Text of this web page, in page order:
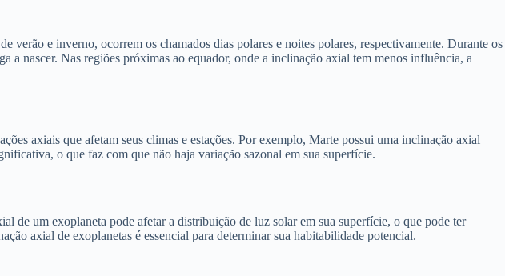
verão e inverno, ocorrem os chamados dias polares e noites polares, respectivamente. Durante os
a nascer. Nas regiões próximas ao equador, onde a inclinação axial tem menos influência, a
axiais que afetam seus climas e estações. Por exemplo, Marte possui uma inclinação axial
o que faz com que não haja variação sazonal em sua superfície.
de um exoplaneta pode afetar a distribuição de luz solar em sua superfície, o que pode ter
axial de exoplanetas é essencial para determinar sua habitabilidade potencial.